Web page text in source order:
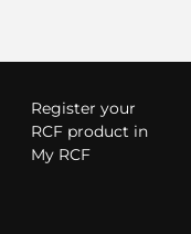
Register your
RCF product in
My RCF